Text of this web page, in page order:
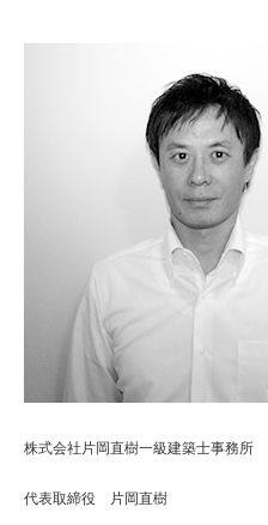
株式会社片岡直樹一級建築士事務所
代表取締役 片岡直樹